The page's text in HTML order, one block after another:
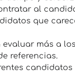
al
que
más a
referencias.